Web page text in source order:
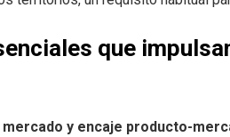
que
mercado y encaje producto-